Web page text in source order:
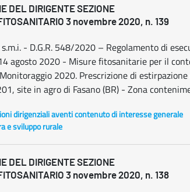
DEL DIRIGENTE SEZIONE
3 novembre 2020, n. 139
- D.G.R. 548/2020 – Regolamento di
agosto 2020 - Misure fitosanitarie per il
2020. Prescrizione di
site in agro di Fasano (BR) - Zona
dirigenziali aventi contenuto di interesse generale
e sviluppo rurale
DEL DIRIGENTE SEZIONE
3 novembre 2020, n. 138